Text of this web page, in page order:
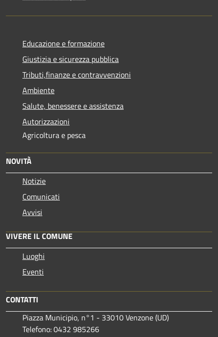
Educazione e formazione
Giustizia e sicurezza pubblica
Tributi,finanze e contravvenzioni
Ambiente
Salute, benessere e assistenza
Autorizzazioni
Agricoltura e pesca
NOVITÀ
Notizie
Comunicati
Avvisi
VIVERE IL COMUNE
Luoghi
Eventi
CONTATTI
Piazza Municipio, n°1 - 33010 Venzone (UD)
Telefono: 0432 985266